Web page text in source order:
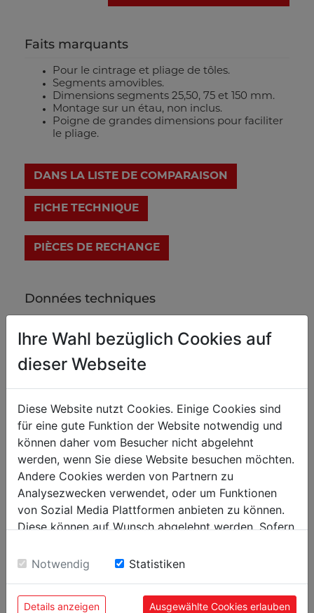
Faits marquants
Pour le cintrage et pliage de tôles.
Segments amovibles.
Dimensions segments 25,50, 75 et 150 mm.
Montage sur un étau, non inclus.
Poigne de grandes dimensions pour faciliter
le pliage.
DANS LA LISTE DE COMPARAISON
FICHE TECHNIQUE
Données techniques
TRAVAIL DU MÉTAL
Épaisseur max
300
Épaisseur max alu mm
Poids
Poids net kg 10
Hauteur emballage mm 80
Ihre Wahl bezüglich Cookies auf
dieser Webseite
Diese Website nutzt Cookies. Einige Cookies sind
für eine gute Funktion der Website notwendig und
können daher vom Besucher nicht abgelehnt
werden, wenn Sie diese Website besuchen möchten.
Andere Cookies werden von Partnern zu
Analysezwecken verwendet, oder um Funktionen
von Sozial Media Plattformen anbieten zu können.
Diese können auf Wunsch abgelehnt werden. Sofern
Einwilligung zu unseren Cookies.
Notwendig Statistiken
Details anzeigen Ausgewählte Cookies erlauben